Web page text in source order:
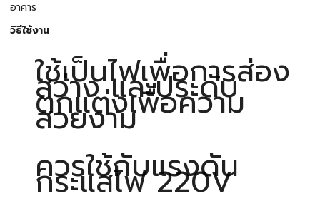
อาคาร
วิธีใช้งาน
ใช้เป็นไฟเพื่อการส่อง
สว่าง และประดับ
ตกแต่งเพื่อความ
สวยงาม
ควรใช้กับแรงดัน
กระแสไฟ 220V